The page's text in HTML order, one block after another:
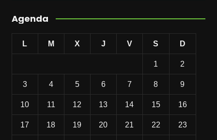
Agenda
L M X J V S D
1 2
3 4 5 6 7 8 9
10 11 12 13 14 15 16
17 18 19 20 21 22 23